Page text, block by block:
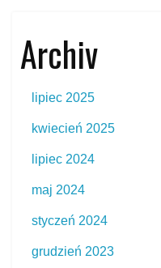
Archiv
lipiec 2025
kwiecień 2025
lipiec 2024
maj 2024
styczeń 2024
grudzień 2023